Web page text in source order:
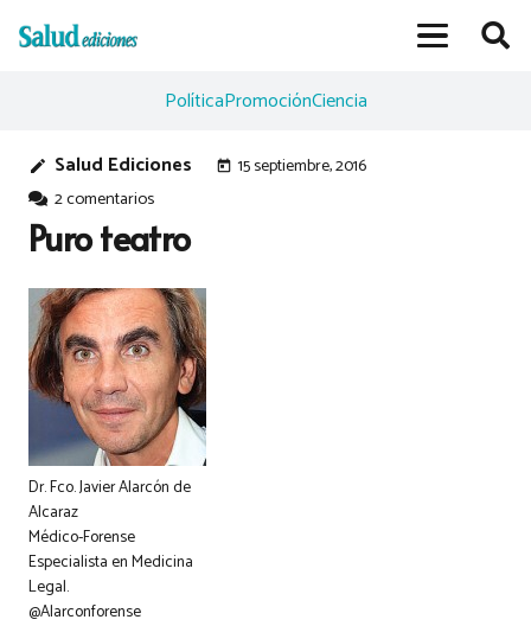
PolíticaPromociónCiencia
edit Salud Ediciones today 15 septiembre, 2016
2comentarios
Puro teatro
Dr. Fco. Javier Alarcón de
Alcaraz
Médico-Forense
Especialista en Medicina
Legal.
@Alarconforense